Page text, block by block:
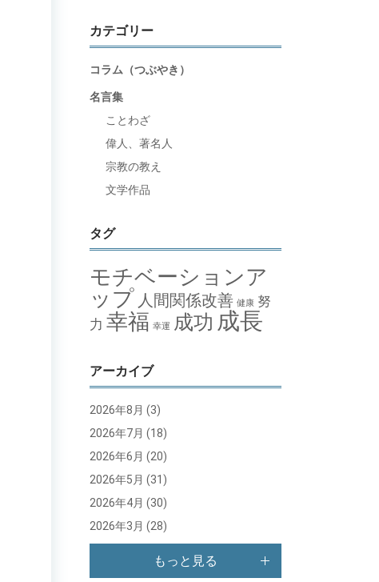
カテゴリー
コラム（つぶやき）
名言集
ことわざ
偉人、著名人
宗教の教え
文学作品
タグ
モチベーションア
ップ 人間関係改善 健康 努
力 幸福 幸運 成功 成長
アーカイブ
2026年8月 (3)
2026年7月 (18)
2026年6月 (20)
2026年5月 (31)
2026年4月 (30)
2026年3月 (28)
もっと見る